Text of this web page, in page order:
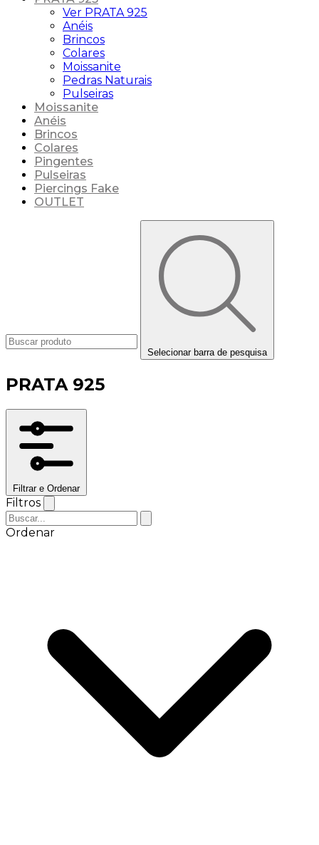
Ver PRATA 925
Anéis
Brincos
Colares
Moissanite
Pedras Naturais
Pulseiras
Moissanite
Anéis
Brincos
Colares
Pingentes
Pulseiras
Piercings Fake
OUTLET
Selecionar barra de pesquisa
PRATA 925
Filtrar e Ordenar
Filtros
Ordenar